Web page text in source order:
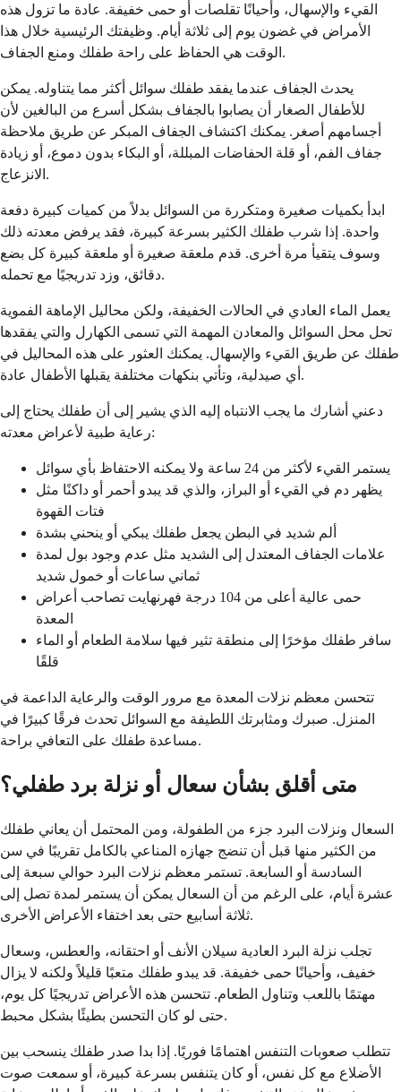
القيء والإسهال، وأحيانًا تقلصات أو حمى خفيفة. عادة ما تزول هذه
الأمراض في غضون يوم إلى ثلاثة أيام. وظيفتك الرئيسية خلال هذا
الوقت هي الحفاظ على راحة طفلك ومنع الجفاف.
يحدث الجفاف عندما يفقد طفلك سوائل أكثر مما يتناوله. يمكن
للأطفال الصغار أن يصابوا بالجفاف بشكل أسرع من البالغين لأن
أجسامهم أصغر. يمكنك اكتشاف الجفاف المبكر عن طريق ملاحظة
جفاف الفم، أو قلة الحفاضات المبللة، أو البكاء بدون دموع، أو زيادة
الانزعاج.
ابدأ بكميات صغيرة ومتكررة من السوائل بدلاً من كميات كبيرة دفعة
واحدة. إذا شرب طفلك الكثير بسرعة كبيرة، فقد يرفض معدته ذلك
وسوف يتقيأ مرة أخرى. قدم ملعقة صغيرة أو ملعقة كبيرة كل بضع
دقائق، وزد تدريجيًا مع تحمله.
يعمل الماء العادي في الحالات الخفيفة، ولكن محاليل الإماهة الفموية
تحل محل السوائل والمعادن المهمة التي تسمى الكهارل والتي يفقدها
طفلك عن طريق القيء والإسهال. يمكنك العثور على هذه المحاليل في
أي صيدلية، وتأتي بنكهات مختلفة يقبلها الأطفال عادة.
دعني أشارك ما يجب الانتباه إليه الذي يشير إلى أن طفلك يحتاج إلى
رعاية طبية لأعراض معدته:
يستمر القيء لأكثر من 24 ساعة ولا يمكنه الاحتفاظ بأي سوائل
يظهر دم في القيء أو البراز، والذي قد يبدو أحمر أو داكنًا مثل
فتات القهوة
ألم شديد في البطن يجعل طفلك يبكي أو ينحني بشدة
علامات الجفاف المعتدل إلى الشديد مثل عدم وجود بول لمدة
ثماني ساعات أو خمول شديد
حمى عالية أعلى من 104 درجة فهرنهايت تصاحب أعراض
المعدة
سافر طفلك مؤخرًا إلى منطقة تثير فيها سلامة الطعام أو الماء
قلقًا
تتحسن معظم نزلات المعدة مع مرور الوقت والرعاية الداعمة في
المنزل. صبرك ومثابرتك اللطيفة مع السوائل تحدث فرقًا كبيرًا في
مساعدة طفلك على التعافي براحة.
متى أقلق بشأن سعال أو نزلة برد طفلي؟
السعال ونزلات البرد جزء من الطفولة، ومن المحتمل أن يعاني طفلك
من الكثير منها قبل أن تنضج جهازه المناعي بالكامل تقريبًا في سن
السادسة أو السابعة. تستمر معظم نزلات البرد حوالي سبعة إلى
عشرة أيام، على الرغم من أن السعال يمكن أن يستمر لمدة تصل إلى
ثلاثة أسابيع حتى بعد اختفاء الأعراض الأخرى.
تجلب نزلة البرد العادية سيلان الأنف أو احتقانه، والعطس، وسعال
خفيف، وأحيانًا حمى خفيفة. قد يبدو طفلك متعبًا قليلاً ولكنه لا يزال
مهتمًا باللعب وتناول الطعام. تتحسن هذه الأعراض تدريجيًا كل يوم،
حتى لو كان التحسن بطيئًا بشكل محبط.
تتطلب صعوبات التنفس اهتمامًا فوريًا. إذا بدا صدر طفلك ينسحب بين
الأضلاع مع كل نفس، أو كان يتنفس بسرعة كبيرة، أو سمعت صوت